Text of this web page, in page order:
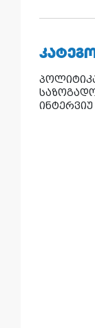
ინტერვიუ